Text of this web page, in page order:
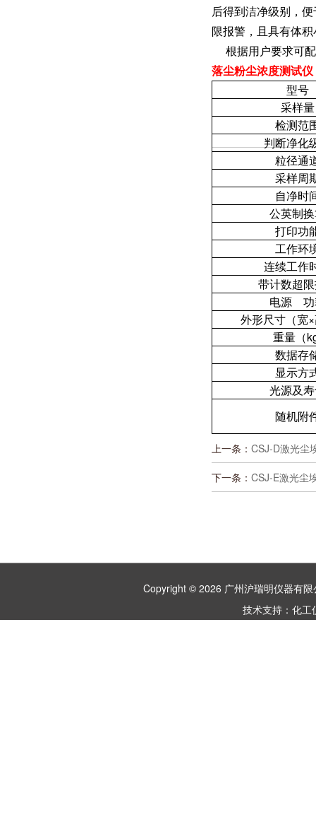
后得到洁净级别，
限报警，且具有体
根据用户要求可
落尘粉尘浓度测试
型号
采样量
检测范
判断净化
粒径通
采样周
自净时
公英制
打印功
工作环
连续工作
带计数超
电源 功
外形尺寸（宽
重量（
数据存
显示方
光源及
随机附
上一条： CSJ-D激光尘
下一条： CSJ-E激光尘
Copyright © 2026 广州沪瑞明仪器有
技术支持： 化工